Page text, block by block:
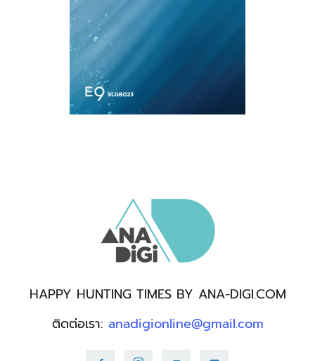
HAPPY HUNTING TIMES BY ANA-DIGI.COM
ติดต่อเรา: anadigionline@gmail.com